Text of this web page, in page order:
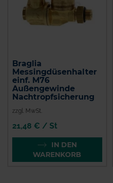
Braglia
Messingdüsenhalter
einf. M76
Außengewinde
Nachtropfsicherung
zzgl. MwSt.
21,48 € / St
IN DEN
WARENKORB